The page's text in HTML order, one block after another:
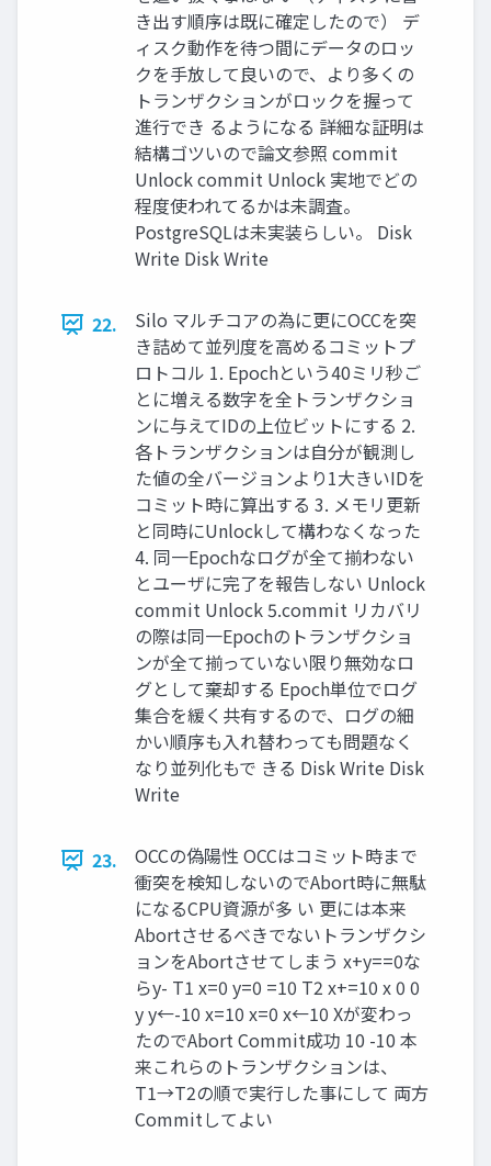
き出す順序は既に確定したので） デ
ィスク動作を待つ間にデータのロッ
クを手放して良いので、より多くの
トランザクションがロックを握って
進行でき るようになる 詳細な証明は
結構ゴツいので論文参照 commit
Unlock commit Unlock 実地でどの
程度使われてるかは未調査。
PostgreSQLは未実装らしい。 Disk
Write Disk Write
22.
Silo マルチコアの為に更にOCCを突
き詰めて並列度を高めるコミットプ
ロトコル 1. Epochという40ミリ秒ご
とに増える数字を全トランザクショ
ンに与えてIDの上位ビットにする 2.
各トランザクションは自分が観測し
た値の全バージョンより1大きいIDを
コミット時に算出する 3. メモリ更新
と同時にUnlockして構わなくなった
4. 同一Epochなログが全て揃わない
とユーザに完了を報告しない Unlock
commit Unlock 5.commit リカバリ
の際は同一Epochのトランザクショ
ンが全て揃っていない限り無効なロ
グとして棄却する Epoch単位でログ
集合を緩く共有するので、ログの細
かい順序も入れ替わっても問題なく
なり並列化もで きる Disk Write Disk
Write
23.
OCCの偽陽性 OCCはコミット時まで
衝突を検知しないのでAbort時に無駄
になるCPU資源が多 い 更には本来
Abortさせるべきでないトランザクシ
ョンをAbortさせてしまう x+y==0な
らy- T1 x=0 y=0 =10 T2 x+=10 x 0 0
y y←-10 x=10 x=0 x←10 Xが変わっ
たのでAbort Commit成功 10 -10 本
来これらのトランザクションは、
T1→T2の順で実行した事にして 両方
Commitしてよい